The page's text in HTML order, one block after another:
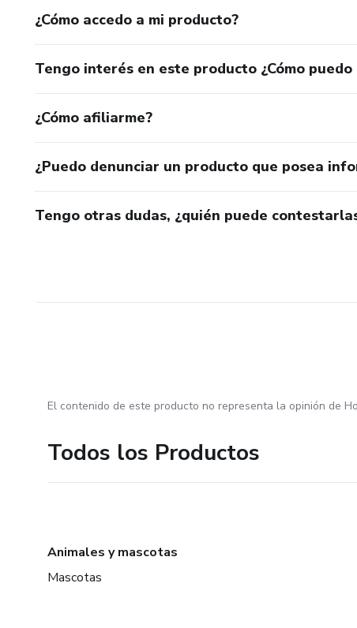
¿Cómo accedo a mi producto?
Tengo interés en este producto ¿Cómo
¿Cómo afiliarme?
¿Puedo denunciar un producto que posea
Tengo otras dudas, ¿quién puede
El contenido de este producto no representa la opinión de
Todos los Productos
Animales y mascotas
Mascotas